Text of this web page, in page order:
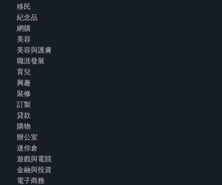
移民
紀念品
網購
美容
美容與護膚
職涯發展
育兒
興趣
裝修
訂製
貸款
購物
辦公室
迷你倉
遊戲與電競
金融與投資
電子商務